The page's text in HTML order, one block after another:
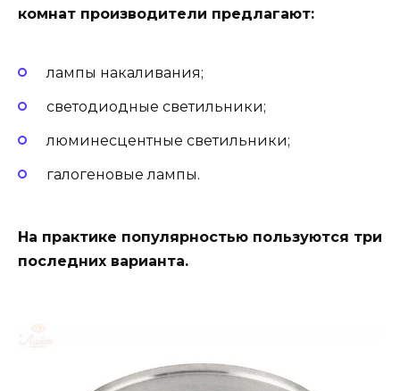
комнат производители предлагают:
лампы накаливания;
светодиодные светильники;
люминесцентные светильники;
галогеновые лампы.
На практике популярностью пользуются три
последних варианта.